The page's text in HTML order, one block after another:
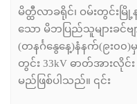
မိတ္ထီလာခရိုင်၊ ဝမ်းတွင်း
သော မိဘပြည်သူများခင်ဗ
(တနင်္ဂနွေနေ့)နံနက်(၉း၀၀
တွင်း 33kV ဓာတ်အားလိုင်
မည်ဖြစ်ပါသည်။ ၎င်း